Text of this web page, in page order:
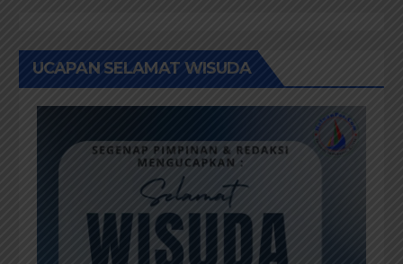
UCAPAN SELAMAT WISUDA